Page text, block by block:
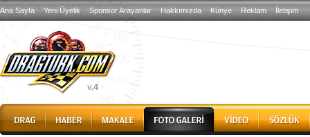
Ana Sayfa Yeni Üyelik Sponsor Arayanlar Hakkımızda Künye Reklam İletişim